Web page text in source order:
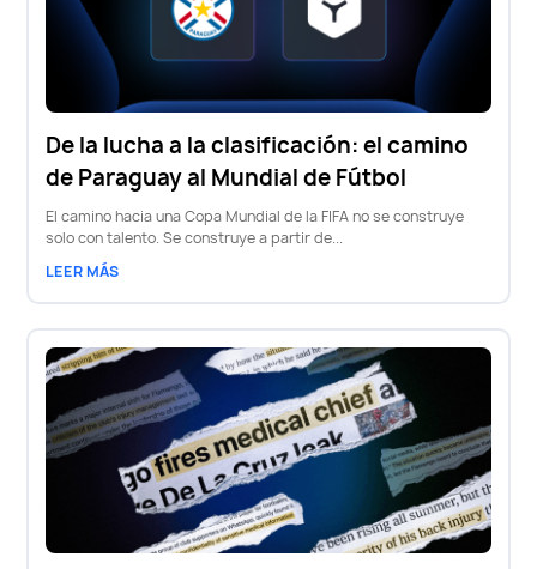
De la lucha a la clasificación: el camino
de Paraguay al Mundial de Fútbol
El camino hacia una Copa Mundial de la FIFA no se construye
solo con talento. Se construye a partir de...
LEER MÁS